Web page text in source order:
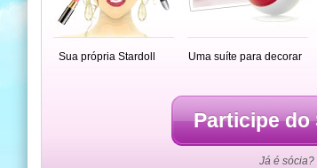
Sua própria Stardoll Uma suíte para decorar
Participe do
Já é sócia?